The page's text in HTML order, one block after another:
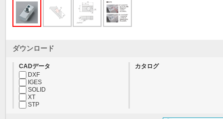
ダウンロード
CADデータ
DXF
IGES
SOLID
XT
STP
カタログ